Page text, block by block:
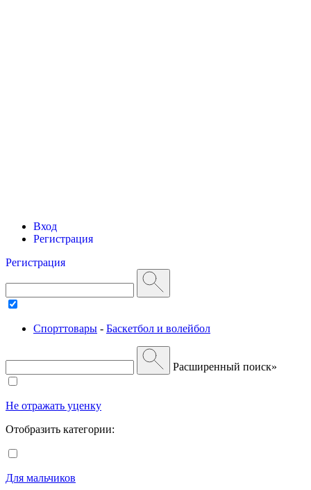
Вход
Регистрация
Регистрация
Спорттовары - Баскетбол и волейбол
Расширенный поиск»
Не отражать уценку
Отобразить категории:
Для мальчиков